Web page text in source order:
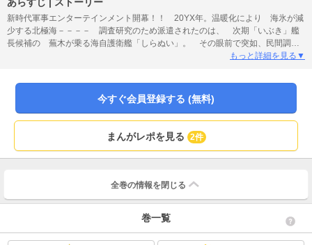
新時代軍事エンターテインメント開幕！！ 20YX年。温暖化により 海氷が減
少する北極海－－－－ 調査研究のため派遣されたのは、 次期「いぶき」艦
長候補の 蕪木が乗る海自護衛艦「しらぬい」。 その眼前で突如、民間調査
船が 何者かの攻撃を受ける…！！ 咄嗟に武器を使用して 民間船を守った
ー！？
もっと詳細を見る▼
今すぐ会員登録する (無料)
まんがレポを見る 2件
全巻の情報を 閉じる
巻一覧